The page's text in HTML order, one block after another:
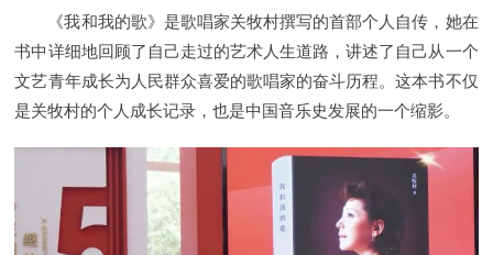
《我和我的歌》是歌唱家关牧村撰写的首部个人自传，她在
书中详细地回顾了自己走过的艺术人生道路，讲述了自己从一个
文艺青年成长为人民群众喜爱的歌唱家的奋斗历程。这本书不仅
是关牧村的个人成长记录，也是中国音乐史发展的一个缩影。